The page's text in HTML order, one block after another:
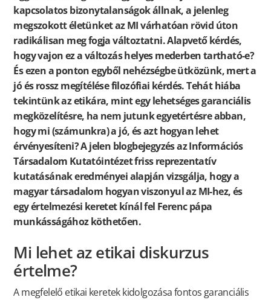
kapcsolatos bizonytalanságok állnak, a jelenleg
megszokott életünket az MI várhatóan rövid úton
radikálisan meg fogja változtatni. Alapvető kérdés,
hogy vajon ez a változás helyes mederben tartható-e?
És ezen a ponton egyből nehézségbe ütközünk, mert a
jó és rossz megítélése filozófiai kérdés. Tehát hiába
tekintünk az etikára, mint egy lehetséges garanciális
megközelítésre, ha nem jutunk egyetértésre abban,
hogy mi (számunkra) a jó, és azt hogyan lehet
érvényesíteni? A jelen blogbejegyzés az Információs
Társadalom Kutatóintézet friss reprezentatív
kutatásának eredményei alapján vizsgálja, hogy a
magyar társadalom hogyan viszonyul az MI-hez, és
egy értelmezési keretet kínál fel Ferenc pápa
munkásságához köthetően.
Mi lehet az etikai diskurzus
értelme?
A megfelelő etikai keretek kidolgozása fontos garanciális